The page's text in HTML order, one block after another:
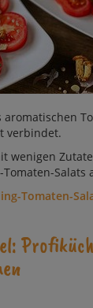
ver­bin­det.
wenigen
Sa­lats
Tomaten-